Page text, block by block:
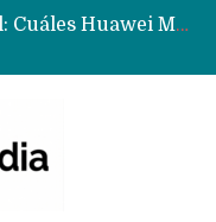
Data Centers de Huawei en Chile, México, Brasil,Perú y Argentina podrían verse afectados por arremetida de EE.UU